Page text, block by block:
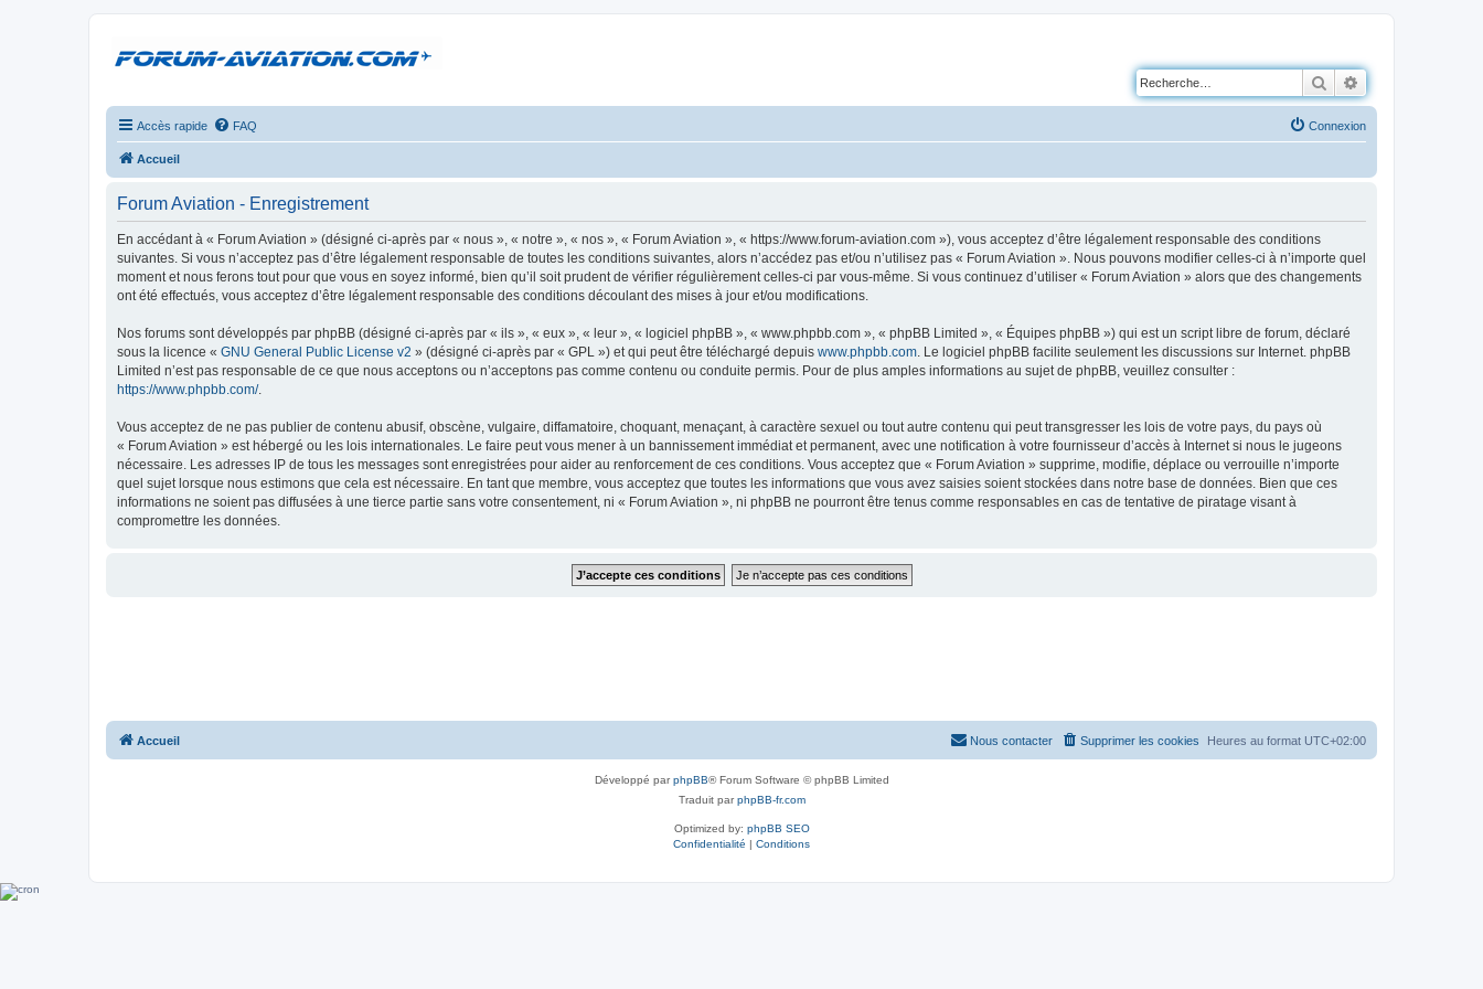
Rechercher
Accès rapide FAQ Connexion
Accueil
Forum Aviation - Enregistrement
En accédant à « Forum Aviation » (désigné ci-après par « nous », « notre », « nos », « Forum Aviation », « https://www.forum-aviation.com »), vous acceptez d’être légalement responsable des conditions
suivantes. Si vous n’acceptez pas d’être légalement responsable de toutes les conditions suivantes, alors n’accédez pas et/ou n’utilisez pas « Forum Aviation ». Nous pouvons modifier celles-ci à n’importe quel
moment et nous ferons tout pour que vous en soyez informé, bien qu’il soit prudent de vérifier régulièrement celles-ci par vous-même. Si vous continuez d’utiliser « Forum Aviation » alors que des changements
ont été effectués, vous acceptez d’être légalement responsable des conditions découlant des mises à jour et/ou modifications.
Nos forums sont développés par phpBB (désigné ci-après par « ils », « eux », « leur », « logiciel phpBB », « www.phpbb.com », « phpBB Limited », « Équipes phpBB ») qui est un script libre de forum, déclaré
sous la licence « GNU General Public License v2 » (désigné ci-après par « GPL ») et qui peut être téléchargé depuis www.phpbb.com. Le logiciel phpBB facilite seulement les discussions sur Internet. phpBB
Limited n’est pas responsable de ce que nous acceptons ou n’acceptons pas comme contenu ou conduite permis. Pour de plus amples informations au sujet de phpBB, veuillez consulter :
https://www.phpbb.com/.
Vous acceptez de ne pas publier de contenu abusif, obscène, vulgaire, diffamatoire, choquant, menaçant, à caractère sexuel ou tout autre contenu qui peut transgresser les lois de votre pays, du pays où
« Forum Aviation » est hébergé ou les lois internationales. Le faire peut vous mener à un bannissement immédiat et permanent, avec une notification à votre fournisseur d’accès à Internet si nous le jugeons
nécessaire. Les adresses IP de tous les messages sont enregistrées pour aider au renforcement de ces conditions. Vous acceptez que « Forum Aviation » supprime, modifie, déplace ou verrouille n’importe
quel sujet lorsque nous estimons que cela est nécessaire. En tant que membre, vous acceptez que toutes les informations que vous avez saisies soient stockées dans notre base de données. Bien que ces
informations ne soient pas diffusées à une tierce partie sans votre consentement, ni « Forum Aviation », ni phpBB ne pourront être tenus comme responsables en cas de tentative de piratage visant à
compromettre les données.
Accueil Heures au format UTC+02:00
Supprimer les cookies
Nous contacter
Développé parphpBB® Forum Software © phpBB Limited
Traduit parphpBB-fr.com
Optimized by: phpBB SEO
Confidentialité | Conditions